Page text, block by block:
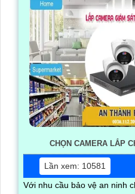
CHỌN CAMERA LẮP
Lần xem: 10581
Với nhu cầu bảo vệ an ninh